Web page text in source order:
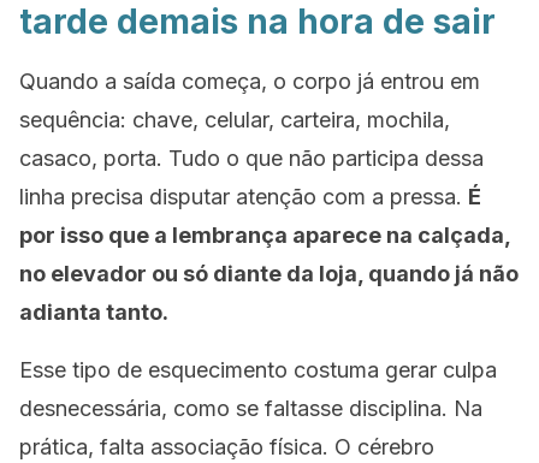
tarde demais na hora de sair
Quando a saída começa, o corpo já entrou em
sequência: chave, celular, carteira, mochila,
casaco, porta. Tudo o que não participa dessa
linha precisa disputar atenção com a pressa. É
por isso que a lembrança aparece na calçada,
no elevador ou só diante da loja, quando já não
adianta tanto.
Esse tipo de esquecimento costuma gerar culpa
desnecessária, como se faltasse disciplina. Na
prática, falta associação física. O cérebro